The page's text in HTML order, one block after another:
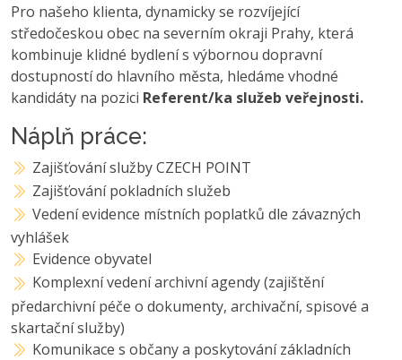
Pro našeho klienta, dynamicky se rozvíjející
středočeskou obec na severním okraji Prahy, která
kombinuje klidné bydlení s výbornou dopravní
dostupností do hlavního města, hledáme vhodné
kandidáty na pozici Referent/ka služeb veřejnosti.
Náplň práce:
Zajišťování služby CZECH POINT
Zajišťování pokladních služeb
Vedení evidence místních poplatků dle závazných
vyhlášek
Evidence obyvatel
Komplexní vedení archivní agendy (zajištění
předarchivní péče o dokumenty, archivační, spisové a
skartační služby)
Komunikace s občany a poskytování základních